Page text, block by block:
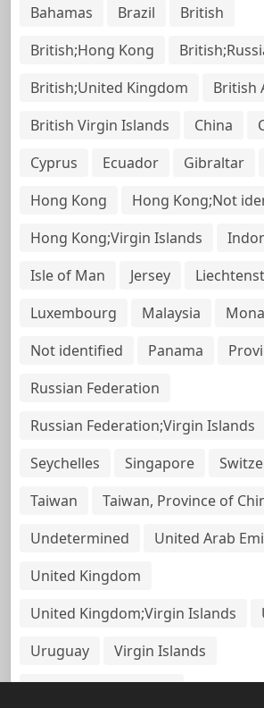
Bahamas Brazil
British
British;Hong Kong
British;United Kingdom
British
British Virgin Islands
China
Cyprus
Ecuador Gibraltar
Hong Kong
Hong Kong;Not
Hong Kong;Virgin Islands
Isle of Man
Jersey
Luxembourg
Malaysia
Not identified
Panama
Russian Federation
Russian Federation;Virgin Islands
Seychelles
Singapore
Taiwan
Taiwan, Province of
Undetermined
United Arab
United Kingdom
United Kingdom;Virgin Islands
Uruguay
Virgin Islands
Virgin Islands, British